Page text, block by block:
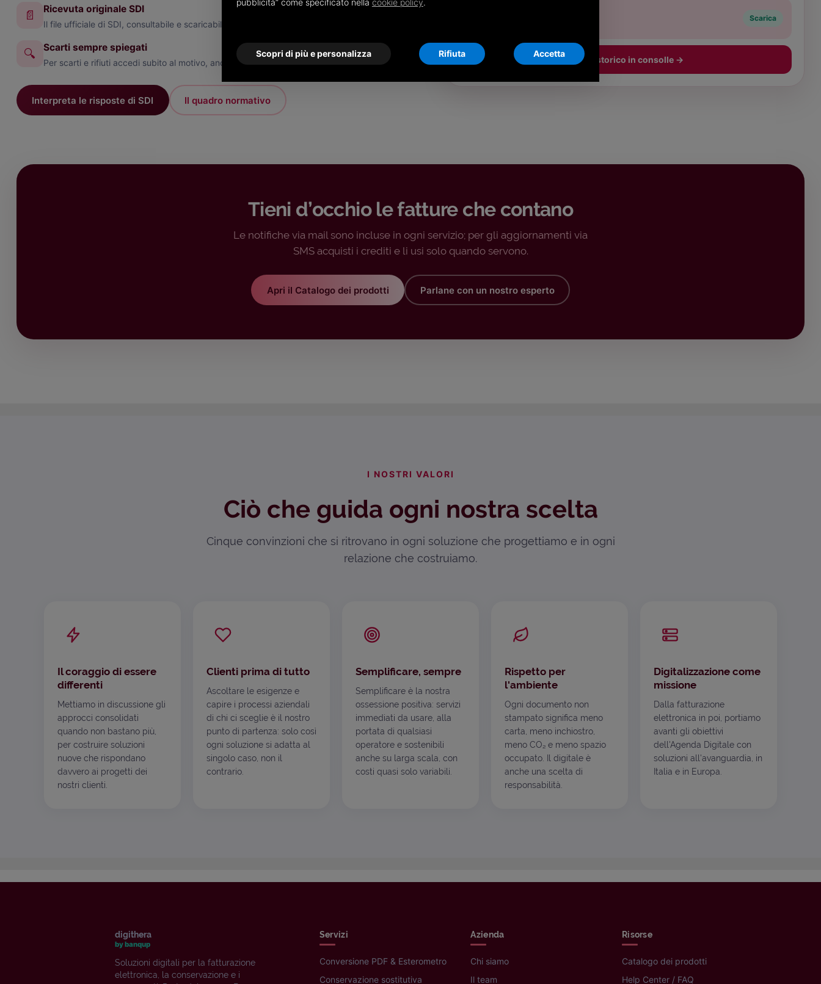
📄 Ricevuta originale SDI
Il file ufficiale di SDI, consultabile e scaricabile per ogni fattura.
🔍 Scarti sempre spiegati
Per scarti e rifiuti accedi subito al motivo, anche da smartphone.
Interpreta le risposte di SDI Il quadro normativo
Scarica
Vedi lo storico in consolle →
Tieni d’occhio le fatture che contano
Le notifiche via mail sono incluse in ogni servizio; per gli aggiornamenti via
SMS acquisti i crediti e li usi solo quando servono.
Apri il Catalogo dei prodotti Parlane con un nostro esperto
I NOSTRI VALORI
Ciò che guida ogni nostra scelta
Cinque convinzioni che si ritrovano in ogni soluzione che progettiamo e in ogni
relazione che costruiamo.
Il coraggio di essere
differenti
Mettiamo in discussione gli
approcci consolidati
quando non bastano più,
per costruire soluzioni
nuove che rispondano
davvero ai progetti dei
nostri clienti.
Clienti prima di tutto
Ascoltare le esigenze e
capire i processi aziendali
di chi ci sceglie è il nostro
punto di partenza: solo così
ogni soluzione si adatta al
singolo caso, non il
contrario.
Semplificare, sempre
Semplificare è la nostra
ossessione positiva: servizi
immediati da usare, alla
portata di qualsiasi
operatore e sostenibili
anche su larga scala, con
costi quasi solo variabili.
Rispetto per
l'ambiente
Ogni documento non
stampato significa meno
carta, meno inchiostro,
meno CO₂ e meno spazio
occupato. Il digitale è
anche una scelta di
responsabilità.
Digitalizzazione come
missione
Dalla fatturazione
elettronica in poi, portiamo
avanti gli obiettivi
dell'Agenda Digitale con
soluzioni all'avanguardia, in
Italia e in Europa.
digithera
by banqup
Soluzioni digitali per la fatturazione
elettronica, la conservazione e i
Servizi
Conversione PDF & Esterometro
Conservazione sostitutiva
Azienda
Chi siamo
Il team
Risorse
Catalogo dei prodotti
Help Center / FAQ
pubblicità” come specificato nella cookie policy.
Scopri di più e personalizza Rifiuta Accetta